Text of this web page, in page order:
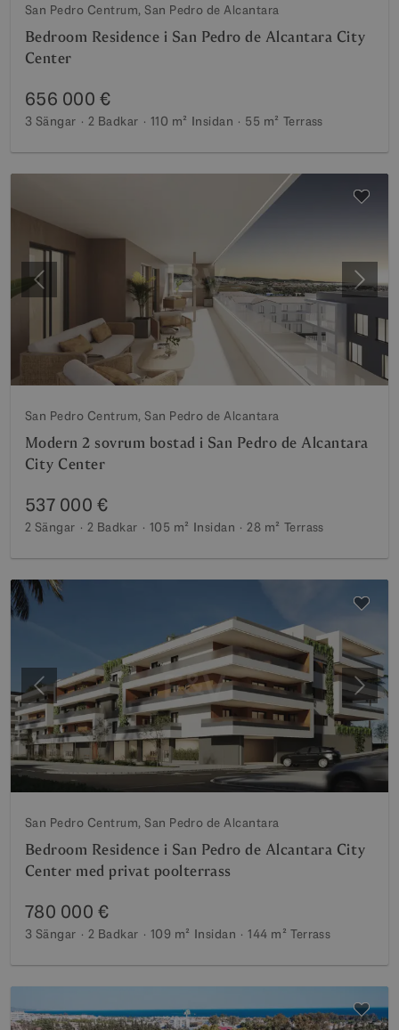
San Pedro Centrum, San Pedro de Alcantara
Bedroom Residence i San Pedro de Alcantara City
Center
656 000 €
3 Sängar 2 Badkar 110 m² Insidan 55 m² Terrass
Föregående Nästa
San Pedro Centrum, San Pedro de Alcantara
Modern 2 sovrum bostad i San Pedro de Alcantara
City Center
537 000 €
2 Sängar 2 Badkar 105 m² Insidan 28 m² Terrass
Föregående Nästa
San Pedro Centrum, San Pedro de Alcantara
Bedroom Residence i San Pedro de Alcantara City
Center med privat poolterrass
780 000 €
3 Sängar 2 Badkar 109 m² Insidan 144 m² Terrass